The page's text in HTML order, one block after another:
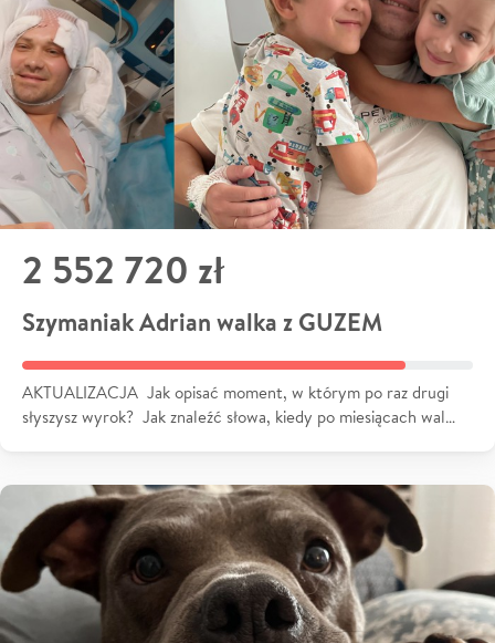
2 552 720 zł
Szymaniak Adrian walka z GUZEM
AKTUALIZACJA Jak opisać moment, w którym po raz drugi
słyszysz wyrok? Jak znaleźć słowa, kiedy po miesiącach wal…